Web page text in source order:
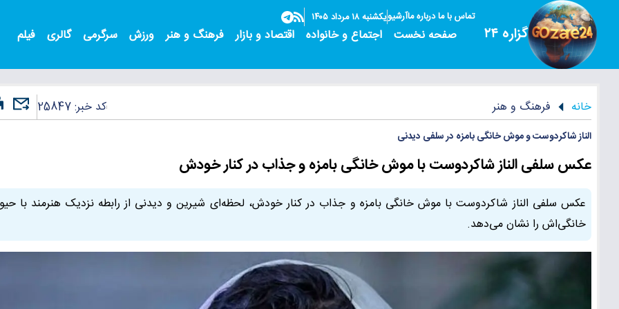
گزاره ۲۴
تماس با مادرباره ماآرشیویکشنبه ۱۸ مرداد ۱۴۰۵
صفحه نخست اجتماع و خانواده اقتصاد و بازار فرهنگ و هنر ورزش سرگرمی گالری فیلم
خانه فرهنگ و هنر کد خبر:25847
الناز شاکردوست و موش خانگی بامزه در سلفی دیدنی
عکس سلفی الناز شاکردوست با موش خانگی بامزه و جذاب در کنار خودش
عکس سلفی الناز شاکردوست با موش خانگی بامزه و جذاب در کنار خودش، لحظه‌ای شیرین و دیدنی از رابطه نزدیک هنرمند با
خانگی‌اش را نشان می‌دهد.